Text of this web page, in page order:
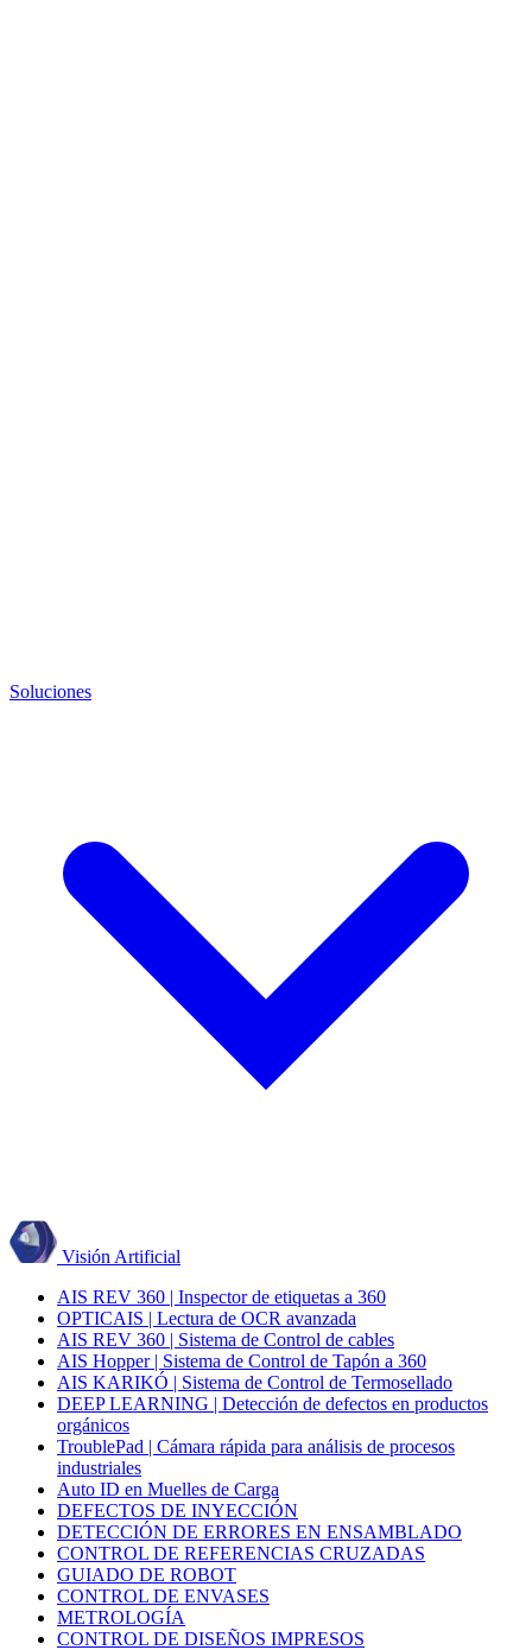
Soluciones
Visión Artificial
AIS REV 360 | Inspector de etiquetas a 360
OPTICAIS | Lectura de OCR avanzada
AIS REV 360 | Sistema de Control de cables
AIS Hopper | Sistema de Control de Tapón a 360
AIS KARIKÓ | Sistema de Control de Termosellado
DEEP LEARNING | Detección de defectos en productos
orgánicos
TroublePad | Cámara rápida para análisis de procesos
industriales
Auto ID en Muelles de Carga
DEFECTOS DE INYECCIÓN
DETECCIÓN DE ERRORES EN ENSAMBLADO
CONTROL DE REFERENCIAS CRUZADAS
GUIADO DE ROBOT
CONTROL DE ENVASES
METROLOGÍA
CONTROL DE DISEÑOS IMPRESOS